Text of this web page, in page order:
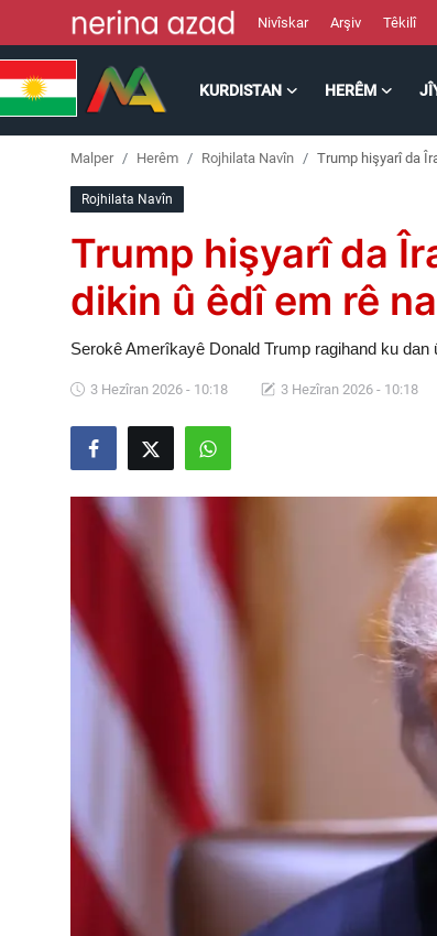
Nivîskar Arşiv Têkilî
KURDISTAN HERÊM
Lêkolîn
Kurdi
Malper Herêm Rojhilata Navîn Trump hişyarî da
Rojhilata Navîn
Trump hişyarî da
dikin û êdî em rê
Serokê Amerîkayê Donald Trump ragihand ku dan
3 Hezîran 2026 - 10:18 3 Hezîran 2026 - 10:18